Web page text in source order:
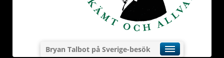
Bryan Talbot på Sverige-besök